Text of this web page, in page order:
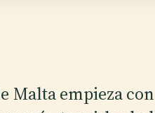
Malta empieza